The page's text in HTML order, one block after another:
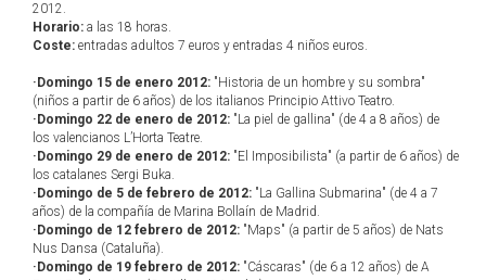
2012.
Horario: a las 18 horas.
Coste: entradas adultos 7 euros y entradas 4 niños euros.
·Domingo 15 de enero 2012: "Historia de un hombre y su sombra"
(niños a partir de 6 años) de los italianos Principio Attivo Teatro.
·Domingo 22 de enero de 2012: "La piel de gallina" (de 4 a 8 años) de
los valencianos L’Horta Teatre.
·Domingo 29 de enero de 2012: "El Imposibilista" (a partir de 6 años) de
los catalanes Sergi Buka.
·Domingo de 5 de febrero de 2012: "La Gallina Submarina" (de 4 a 7
años) de la compañía de Marina Bollaín de Madrid.
·Domingo de 12 febrero de 2012: "Maps" (a partir de 5 años) de Nats
Nus Dansa (Cataluña).
·Domingo de 19 febrero de 2012: "Cáscaras" (de 6 a 12 años) de A